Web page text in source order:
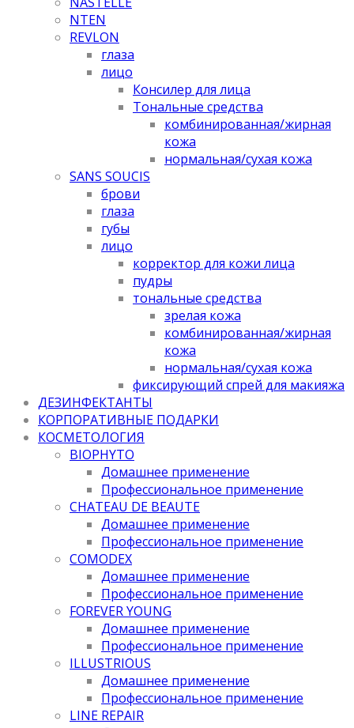
NTEN
REVLON
глаза
лицо
Консилер для лица
Тональные средства
комбинированная/жирная
кожа
нормальная/cухая кожа
SANS SOUCIS
брови
глаза
губы
лицо
корректор для кожи лица
пудры
тональные средства
зрелая кожа
комбинированная/жирная
кожа
нормальная/cухая кожа
фиксирующий спрей для макияжа
ДЕЗИНФЕКТАНТЫ
КОРПОРАТИВНЫЕ ПОДАРКИ
КОСМЕТОЛОГИЯ
BIOPHYTO
Домашнее применение
Профессиональное применение
CHATEAU DE BEAUTE
Домашнее применение
Профессиональное применение
COMODEX
Домашнее применение
Профессиональное применение
FOREVER YOUNG
Домашнее применение
Профессиональное применение
ILLUSTRIOUS
Домашнее применение
Профессиональное применение
LINE REPAIR